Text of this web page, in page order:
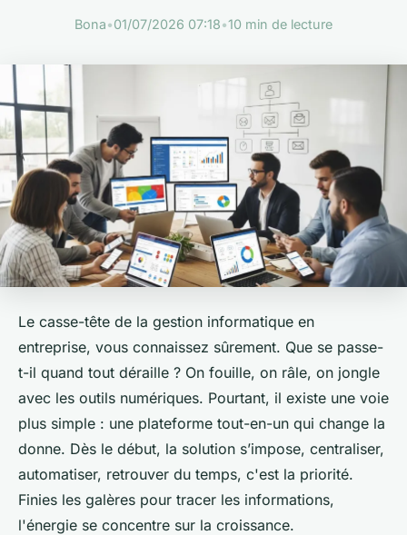
Bona•01/07/2026 07:18•10 min de lecture
Le casse-tête de la gestion informatique en
entreprise, vous connaissez sûrement. Que se passe-
t-il quand tout déraille ? On fouille, on râle, on jongle
avec les outils numériques. Pourtant, il existe une voie
plus simple : une plateforme tout-en-un qui change la
donne. Dès le début, la solution s’impose, centraliser,
automatiser, retrouver du temps, c'est la priorité.
Finies les galères pour tracer les informations,
l'énergie se concentre sur la croissance.